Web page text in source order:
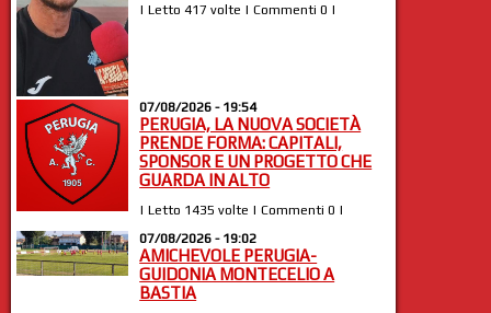
| Letto 417 volte | Commenti 0 |
07/08/2026 - 19:54
PERUGIA, LA NUOVA SOCIETÀ
PRENDE FORMA: CAPITALI,
SPONSOR E UN PROGETTO CHE
GUARDA IN ALTO
| Letto 1435 volte | Commenti 0 |
07/08/2026 - 19:02
AMICHEVOLE PERUGIA-
GUIDONIA MONTECELIO A
BASTIA